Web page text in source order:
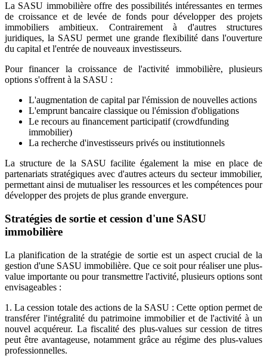
La SASU immobilière offre des possibilités intéressantes en termes
de croissance et de levée de fonds pour développer des projets
immobiliers ambitieux. Contrairement à d'autres structures
juridiques, la SASU permet une grande flexibilité dans l'ouverture
du capital et l'entrée de nouveaux investisseurs.
Pour financer la croissance de l'activité immobilière, plusieurs
options s'offrent à la SASU :
L'augmentation de capital par l'émission de nouvelles actions
L'emprunt bancaire classique ou l'émission d'obligations
Le recours au financement participatif (crowdfunding
immobilier)
La recherche d'investisseurs privés ou institutionnels
La structure de la SASU facilite également la mise en place de
partenariats stratégiques avec d'autres acteurs du secteur immobilier,
permettant ainsi de mutualiser les ressources et les compétences pour
développer des projets de plus grande envergure.
Stratégies de sortie et cession d'une SASU
immobilière
La planification de la stratégie de sortie est un aspect crucial de la
gestion d'une SASU immobilière. Que ce soit pour réaliser une plus-
value importante ou pour transmettre l'activité, plusieurs options sont
envisageables :
1. La cession totale des actions de la SASU : Cette option permet de
transférer l'intégralité du patrimoine immobilier et de l'activité à un
nouvel acquéreur. La fiscalité des plus-values sur cession de titres
peut être avantageuse, notamment grâce au régime des plus-values
professionnelles.